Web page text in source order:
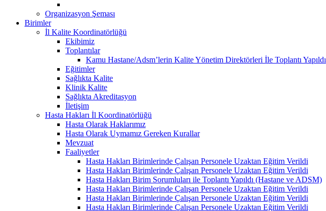
Organizasyon Şeması
Birimler
İl Kalite Koordinatörlüğü
Ekibimiz
Toplantılar
Kamu Hastane/Adsm’lerin Kalite Yönetim Direktörleri İle Toplantı Yapıldı
Eğitimler
Sağlıkta Kalite
Klinik Kalite
Sağlıkta Akreditasyon
İletişim
Hasta Hakları İl Koordinatörlüğü
Hasta Olarak Haklarımız
Hasta Olarak Uymamız Gereken Kurallar
Mevzuat
Faaliyetler
Hasta Hakları Birimlerinde Çalışan Personele Uzaktan Eğitim Verildi
Hasta Hakları Birimlerinde Çalışan Personele Uzaktan Eğitim Verildi
Hasta Hakları Birim Sorumluları ile Toplantı Yapıldı (Hastane ve ADSM)
Hasta Hakları Birimlerinde Çalışan Personele Uzaktan Eğitim Verildi
Hasta Hakları Birimlerinde Çalışan Personele Uzaktan Eğitim Verildi
Hasta Hakları Birimlerinde Çalışan Personele Uzaktan Eğitim Verildi